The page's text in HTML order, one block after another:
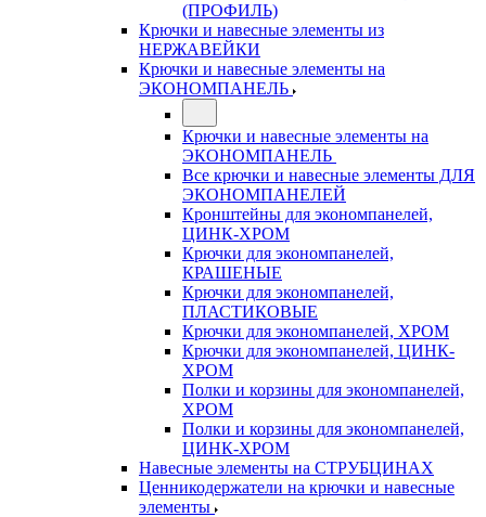
(ПРОФИЛЬ)
Крючки и навесные элементы из
НЕРЖАВЕЙКИ
Крючки и навесные элементы на
ЭКОНОМПАНЕЛЬ
Крючки и навесные элементы на
ЭКОНОМПАНЕЛЬ
Все крючки и навесные элементы ДЛЯ
ЭКОНОМПАНЕЛЕЙ
Кронштейны для экономпанелей,
ЦИНК-ХРОМ
Крючки для экономпанелей,
КРАШЕНЫЕ
Крючки для экономпанелей,
ПЛАСТИКОВЫЕ
Крючки для экономпанелей, ХРОМ
Крючки для экономпанелей, ЦИНК-
ХРОМ
Полки и корзины для экономпанелей,
ХРОМ
Полки и корзины для экономпанелей,
ЦИНК-ХРОМ
Навесные элементы на СТРУБЦИНАХ
Ценникодержатели на крючки и навесные
элементы